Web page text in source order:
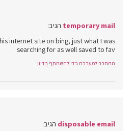
temporary mail הגיב:
internet site on bing, just what I was
searching for as well saved to fav
התחבר למערכת כדי להשתתף בדיון
disposable email הגיב: